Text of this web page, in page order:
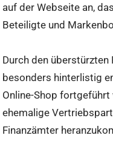
auf der Webseite an,
Beteiligte und
Durch den
besonders hinterlistig
Online-Shop
ehemalige
Finanzämter